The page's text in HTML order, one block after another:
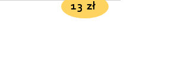
13 zł